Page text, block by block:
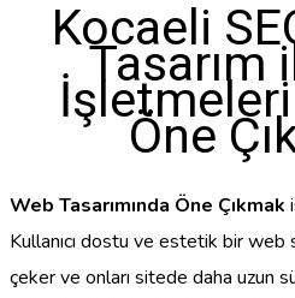
Kocaeli
Tasarım
Öne
Web Tasarımında Öne Çıkmak
Kullanıcı dostu ve estetik bir
çeker ve onları sitede daha uzun